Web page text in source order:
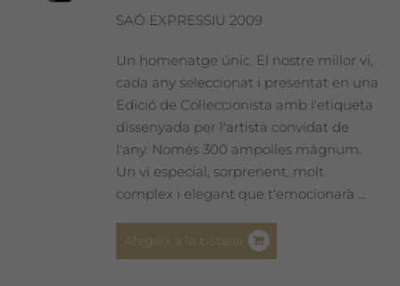
SAÓ EXPRESSIU 2009
Un homenatge únic. El nostre millor vi,
cada any seleccionat i presentat en una
Edició de Col·leccionista amb l'etiqueta
dissenyada per l'artista convidat de
l'any. Només 300 ampolles màgnum.
Un vi especial, sorprenent, molt
complex i elegant que t'emocionarà ...
Afegeix a la cistella